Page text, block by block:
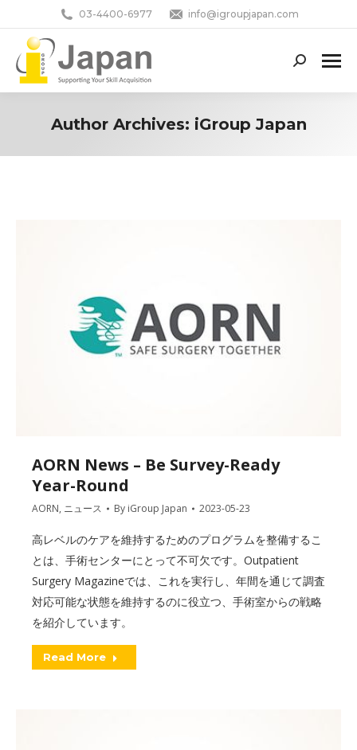
03-4400-6977 info@igroupjapan.com
Search:
Author Archives: iGroup Japan
AORN News – Be Survey-Ready
Year-Round
AORN, ニュース By iGroup Japan 2023-05-23
高レベルのケアを維持するためのプログラムを整備するこ
とは、手術センターにとって不可欠です。Outpatient
Surgery Magazineでは、これを実行し、年間を通じて調査
対応可能な状態を維持するのに役立つ、手術室からの戦略
を紹介しています。
Read More